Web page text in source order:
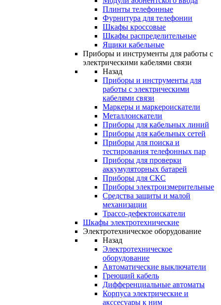
Плинты телефонные
Фурнитура для телефонии
Шкафы кроссовые
Шкафы распределительные
Ящики кабельные
Приборы и инструменты для работы с
электрическими кабелями связи
Назад
Приборы и инструменты для
работы с электрическими
кабелями связи
Маркеры и маркероискатели
Металлоискатели
Приборы для кабельных линий
Приборы для кабельных сетей
Приборы для поиска и
тестирования телефонных пар
Приборы для проверки
аккумуляторных батарей
Приборы для СКС
Приборы электроизмерительные
Средства защиты и малой
механизации
Трассо-дефектоискатели
Шкафы электротехнические
Электротехническое оборудование
Назад
Электротехническое
оборудование
Автоматические выключатели
Греющий кабель
Дифференциальные автоматы
Корпуса электрические и
акссесуары к ним